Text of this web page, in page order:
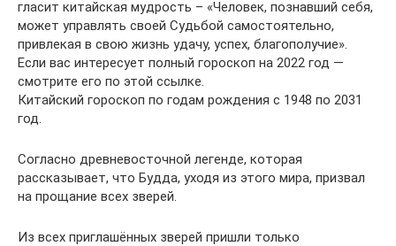
гласит китайская мудрость – «Человек, познавший себя,
может управлять своей Судьбой самостоятельно,
привлекая в свою жизнь удачу, успех, благополучие».
Если вас интересует полный гороскоп на 2022 год —
смотрите его по этой ссылке.
Китайский гороскоп по годам рождения с 1948 по 2031
год.
Согласно древневосточной легенде, которая
рассказывает, что Будда, уходя из этого мира, призвал
на прощание всех зверей.
Из всех приглашённых зверей пришли только